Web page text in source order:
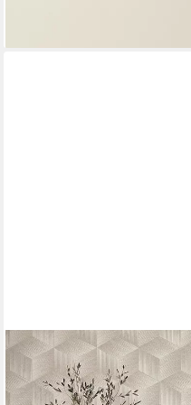
A.S. CRÉATION
Vliestapete Natural Living
gemustert, neutral, (1 St), 3D